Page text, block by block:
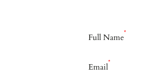
Full Name*
Email*